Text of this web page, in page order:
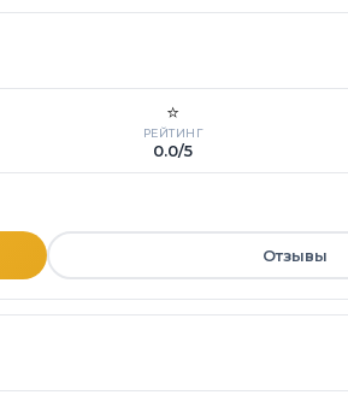
⭐
РЕЙТИНГ
0.0/5
Отзывы